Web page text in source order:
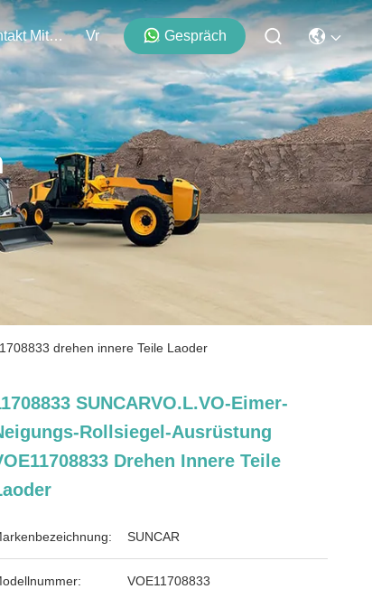
Kontakt Mit Uns Vr Gespräch
drehen innere Teile Laoder
SUNCARVO.L.VO-Eimer-
Rollsiegel-Ausrüstung
Drehen Innere Teile
SUNCAR
VOE11708833